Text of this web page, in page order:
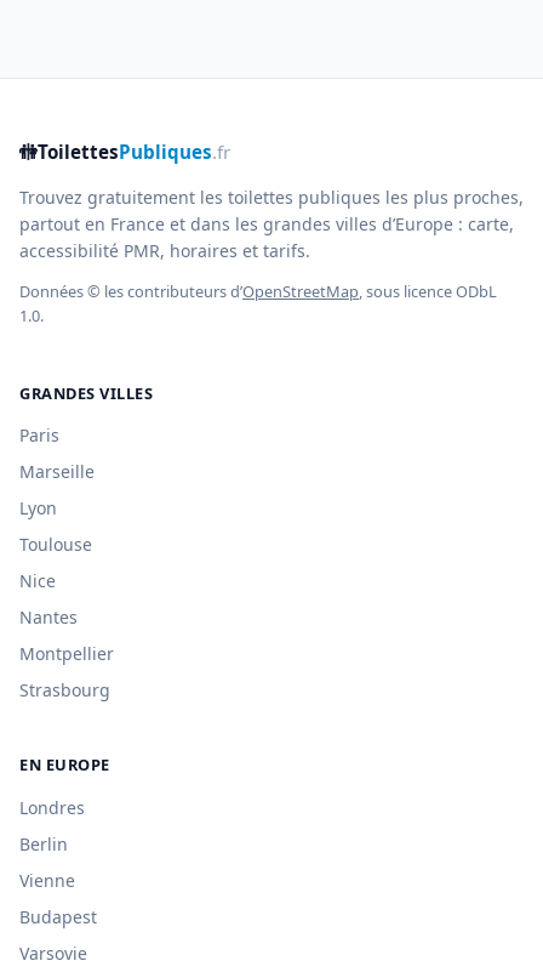
🚻ToilettesPubliques.fr
Trouvez gratuitement les toilettes publiques les plus proches,
partout en France et dans les grandes villes d’Europe : carte,
accessibilité PMR, horaires et tarifs.
Données © les contributeurs d’OpenStreetMap, sous licence ODbL
1.0.
GRANDES VILLES
Paris
Marseille
Lyon
Toulouse
Nice
Nantes
Montpellier
Strasbourg
EN EUROPE
Londres
Berlin
Vienne
Budapest
Varsovie